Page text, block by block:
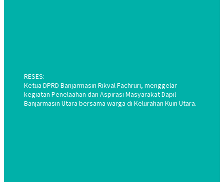
RESES:
Ketua DPRD Banjarmasin Rikval Fachruri, menggelar
kegiatan Penelaahan dan Aspirasi Masyarakat Dapil
Banjarmasin Utara bersama warga di Kelurahan Kuin Utara.